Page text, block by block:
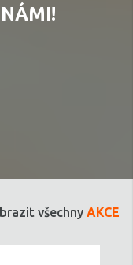
všechny AKCE